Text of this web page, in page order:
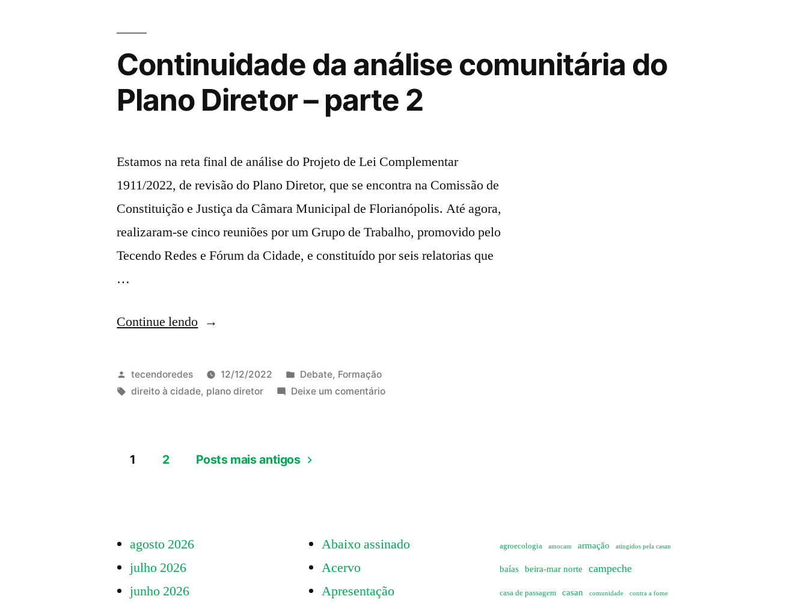
IPUF
e
de
seus
servidoras
Continuidade da análise comunitária do
Plano Diretor – parte 2
Estamos na reta final de análise do Projeto de Lei Complementar
1911/2022, de revisão do Plano Diretor, que se encontra na Comissão de
Constituição e Justiça da Câmara Municipal de Florianópolis. Até agora,
realizaram-se cinco reuniões por um Grupo de Trabalho, promovido pelo
Tecendo Redes e Fórum da Cidade, e constituído por seis relatorias que
…
Continue lendo“Continuidade
análise
comunitária
Diretor
Publicado
por
tecendoredes 12/12/2022
Publicado
em
Debate, Formação
Tags:
direito à cidade, plano diretor Deixe um comentárioem
parte
1 2 Posts mais antigos
agosto 2026
julho 2026
junho 2026
Abaixo assinado
Acervo
Apresentação
agroecologia amocam armação atingidos pela casan
baías beira-mar norte campeche
casa de passagem casan comunidade contra a fome